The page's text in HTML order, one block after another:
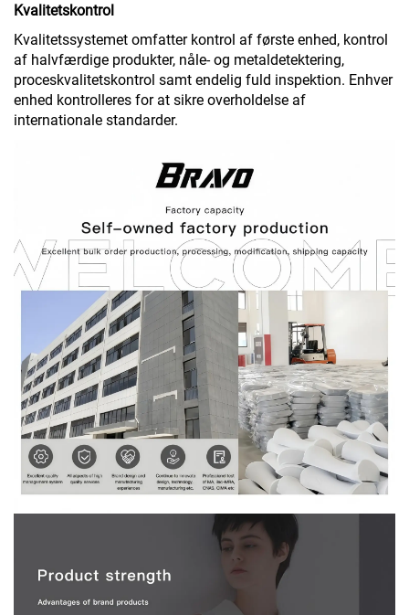
Kvalitetskontrol
Kvalitetssystemet omfatter kontrol af første enhed, kontrol
af halvfærdige produkter, nåle- og metaldetektering,
proceskvalitetskontrol samt endelig fuld inspektion. Enhver
enhed kontrolleres for at sikre overholdelse af
internationale standarder.